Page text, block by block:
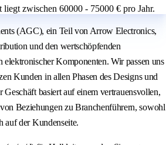
liegt zwischen 60000 - 75000 € pro Jahr.
(AGC), ein Teil von Arrow Electronics,
und den wertschöpfenden
Komponenten. Wir passen uns
Kunden in allen Phasen des Designs und
basiert auf einem vertrauensvollen,
Beziehungen zu Branchenführern, sowohl
auf der Kundenseite.